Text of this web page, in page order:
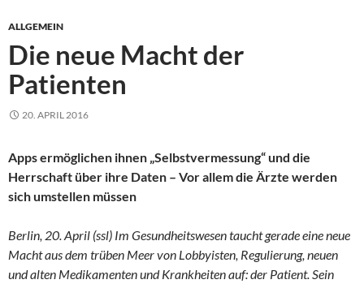
ALLGEMEIN
Die neue Macht der
Patienten
20. APRIL 2016
Apps ermöglichen ihnen „Selbstvermessung“ und die
Herrschaft über ihre Daten – Vor allem die Ärzte werden
sich umstellen müssen
Berlin, 20. April (ssl) Im Gesundheitswesen taucht gerade eine neue
Macht aus dem trüben Meer von Lobbyisten, Regulierung, neuen
und alten Medikamenten und Krankheiten auf: der Patient. Sein